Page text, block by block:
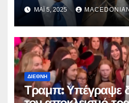
ΜΆΙ 5, 2025
ΔΙΕΘΝΉ
Τραμπ: Υπέγραψε